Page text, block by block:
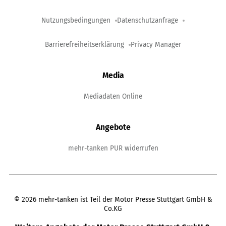
Nutzungsbedingungen Datenschutzanfrage
Barrierefreiheitserklärung Privacy Manager
Media
Mediadaten Online
Angebote
mehr-tanken PUR widerrufen
© 2026 mehr-tanken ist Teil der Motor Presse Stuttgart GmbH &
Co.KG